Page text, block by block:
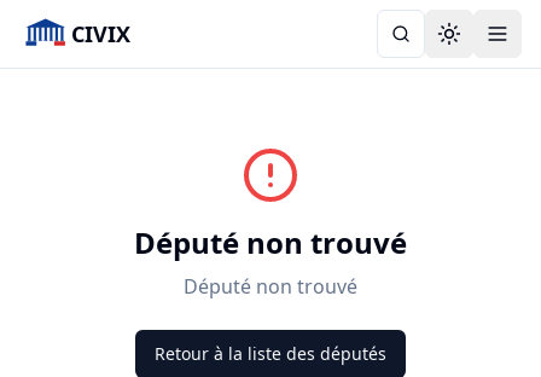
CIVIX Toggle
Député non trouvé
Député non trouvé
Retour à la liste des députés